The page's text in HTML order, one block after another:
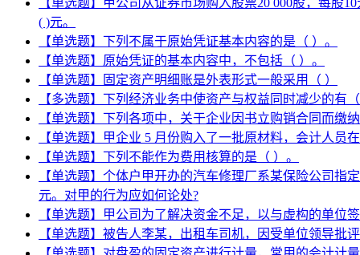
( )元。
【单选题】下列不属于原始凭证基本内容的是（ ）。
【单选题】原始凭证的基本内容中，不包括（ ）。
【单选题】固定资产明细账是外表形式一般采用（ ）
【多选题】下列经济业务中使资产与权益同时减少的有
【单选题】下列各项中，关于企业因书立购销合同而缴
【单选题】甲企业 5 月份购入了一批原材料，会计人
【单选题】下列不能作为费用核算的是（ ）。
【单选题】个体户甲开办的汽车修理厂系某保险公司
元。对甲的行为应如何论处?
【单选题】甲公司为了解决资金不足，以与虚构的单
【单选题】被告人李某，出租车司机，因受单位领导